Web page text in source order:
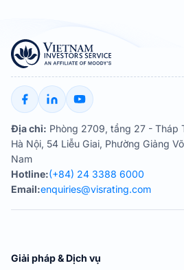
Địa chỉ: Phòng 2709, tầng 27 - Tháp
Hà Nội, 54 Liễu Giai, Phường Giảng
Nam
Hotline:(+84) 24 3388 6000
Email:enquiries@visrating.com
Giải pháp & Dịch vụ